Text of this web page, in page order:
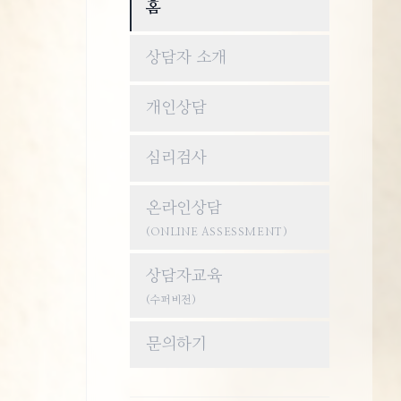
홈
상담자 소개
개인상담
심리검사
온라인상담
(ONLINE ASSESSMENT)
상담자교육
(수퍼비전)
문의하기